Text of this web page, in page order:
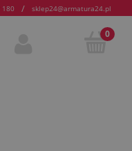
/ sklep24@armatura24.pl